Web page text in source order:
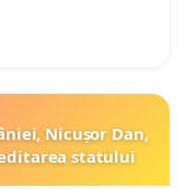
Nicușor Dan,
statului